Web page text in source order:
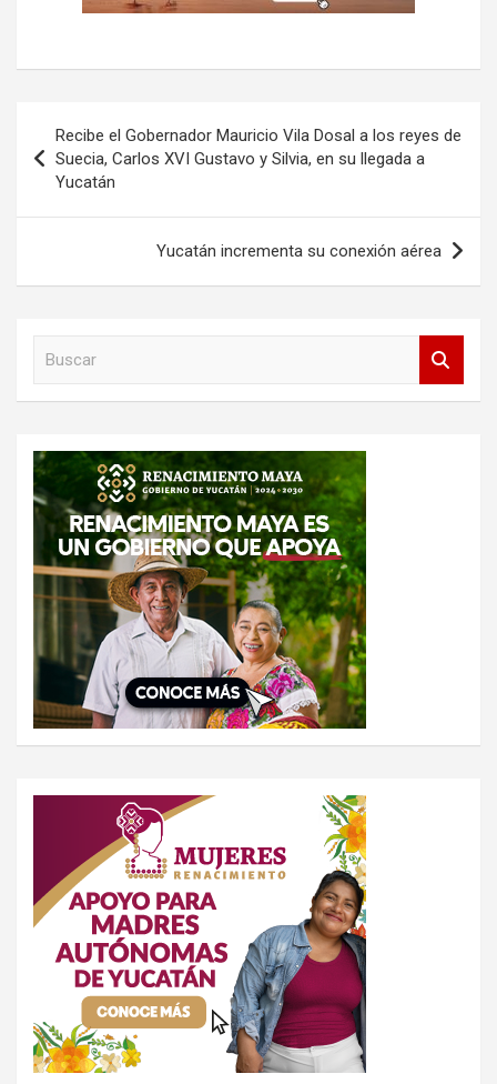
de
entradas
Recibe el Gobernador Mauricio Vila Dosal a los reyes de
Suecia, Carlos XVI Gustavo y Silvia, en su llegada a
Yucatán
Yucatán incrementa su conexión aérea
r